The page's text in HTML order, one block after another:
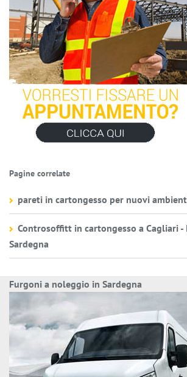
Pagine correlate
pareti in cartongesso per nuovi
Controsoffitt in cartongesso a Cagliari -
Sardegna
Furgoni a noleggio in Sardegna